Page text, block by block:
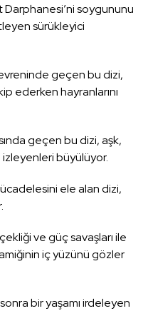
soygununu
sürükleyici
geçen bu dizi,
ederken hayranlarını
geçen bu dizi, aşk,
büyülüyor.
ele alan dizi,
ve güç savaşları ile
iç yüzünü gözler
bir yaşamı irdeleyen